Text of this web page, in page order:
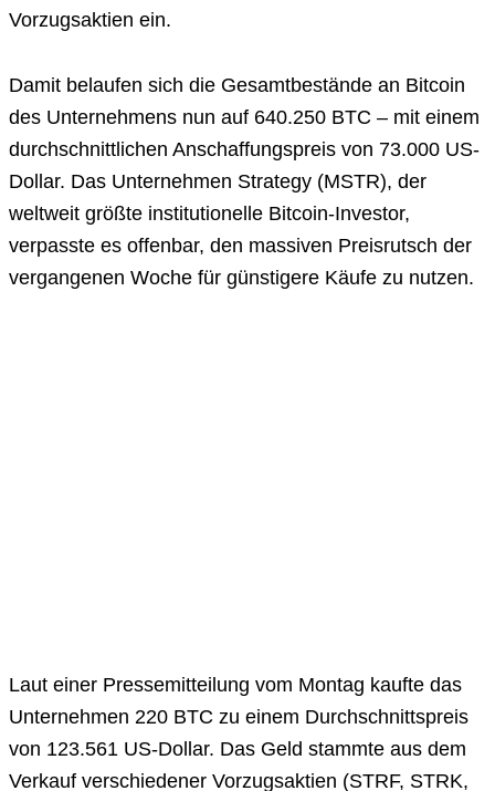
Vorzugsaktien ein.
Damit belaufen sich die Gesamtbestände an Bitcoin
des Unternehmens nun auf 640.250 BTC – mit einem
durchschnittlichen Anschaffungspreis von 73.000 US-
Dollar. Das Unternehmen Strategy (MSTR), der
weltweit größte institutionelle Bitcoin-Investor,
verpasste es offenbar, den massiven Preisrutsch der
vergangenen Woche für günstigere Käufe zu nutzen.
Laut einer Pressemitteilung vom Montag kaufte das
Unternehmen 220 BTC zu einem Durchschnittspreis
von 123.561 US-Dollar. Das Geld stammte aus dem
Verkauf verschiedener Vorzugsaktien (STRF, STRK,